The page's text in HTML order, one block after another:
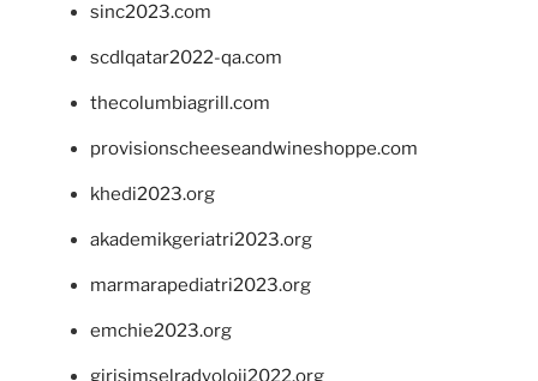
sinc2023.com
scdlqatar2022-qa.com
thecolumbiagrill.com
provisionscheeseandwineshoppe.com
khedi2023.org
akademikgeriatri2023.org
marmarapediatri2023.org
emchie2023.org
girisimselradyoloji2022.org